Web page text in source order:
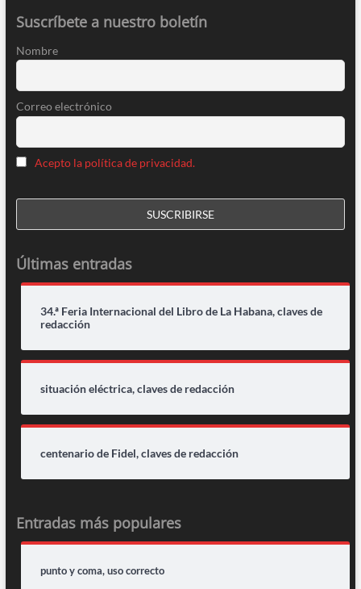
Suscríbete a nuestro boletín
Nombre
Correo electrónico
Acepto la política de privacidad.
Últimas entradas
34.ª Feria Internacional del Libro de La Habana, claves de
redacción
situación eléctrica, claves de redacción
centenario de Fidel, claves de redacción
Entradas más populares
punto y coma, uso correcto